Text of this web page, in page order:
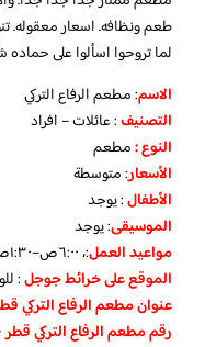
طعم ونظافه. اسعار معقوله.
لما تروحوا اسألوا على
الاسم: مطعم الرفاع التركي
التصنيف: عائلات – افراد
النوع :مطعم
الأسعار:متوسطة
الأطفال:يوجد
الموسيقى:يوجد
مواعيد العمل:، ٦:٠٠ص–١:٣٠ص
الموقع على خرائط جوجل:
عنوان مطعم الرفاع التركي
رقم مطعم الرفاع التركي قطر